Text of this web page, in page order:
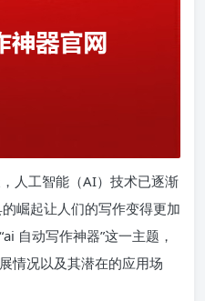
人工智能（AI）技术已逐渐
崛起让人们的写作变得更加
自动写作神器”这一主题，
情况以及其潜在的应用场